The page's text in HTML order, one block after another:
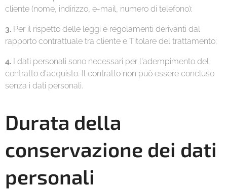
cliente (nome, indirizzo, e-mail, numero di telefono);
3. Per il rispetto delle leggi e regolamenti derivanti dal
rapporto contrattuale tra cliente e Titolare del trattamento;
4. I dati personali sono necessari per l'adempimento del
contratto d'acquisto. Il contratto non può essere concluso
senza i dati personali.
Durata della
conservazione dei dati
personali